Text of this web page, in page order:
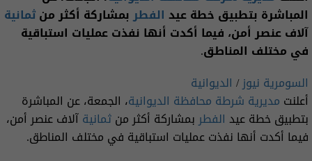
المباشرة بتطبيق خطة عيد الفطربمشاركة أكثر منثمانية
آلاف عنصر أمن، فيما أكدت أنها نفذت عمليات استباقية
في مختلف المناطق.
السومرية نيوز/ الديوانية
أعلنت مديرية شرطة محافظة الديوانية، الجمعة، عن المباشرة
بتطبيق خطة عيد الفطربمشاركة أكثر منثمانيةآلاف عنصر أمن،
فيما أكدت أنها نفذت عمليات استباقية في مختلف المناطق.